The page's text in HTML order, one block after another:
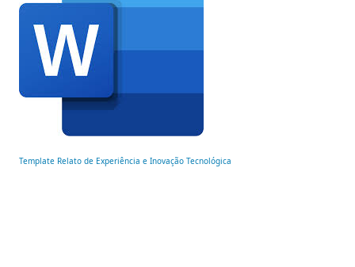
Template Relato de Experiência e Inovação Tecnológica